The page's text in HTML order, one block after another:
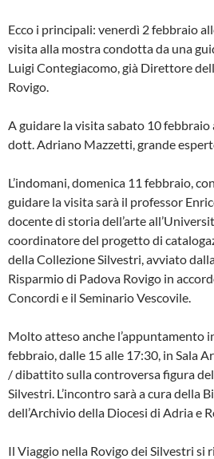
Ecco i principali: venerdì 2 febbraio
visita alla mostra condotta da una
Luigi Contegiacomo, già Direttore
Rovigo.
A guidare la visita sabato 10 febbraio
dott. Adriano Mazzetti, grande
L’indomani, domenica 11 febbraio,
guidare la visita sarà il professor
docente di storia dell’arte
coordinatore del progetto di
della Collezione Silvestri, avviato
Risparmio di Padova Rovigo in
Concordi e il Seminario Vescovile.
Molto atteso anche l’appuntamento
febbraio, dalle 15 alle 17:30, in Sala
/ dibattito sulla controversa figura
Silvestri. L’incontro sarà a cura della
dell’Archivio della Diocesi di Adria e
Il Viaggio nella Rovigo dei Silvestri si